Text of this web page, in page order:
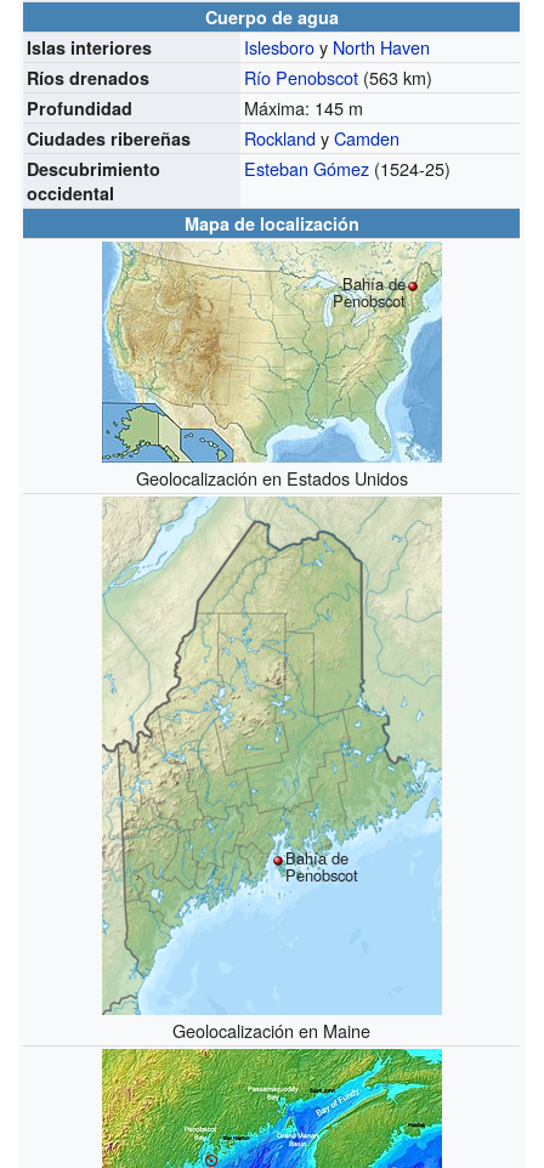
Cuerpo de agua
Islas interiores
Islesboroy North Haven
Ríos drenados Río Penobscot (563 km)
Profundidad Máxima: 145 m
Ciudades ribereñas RocklandyCamden
Descubrimiento
occidental
Esteban Gómez (1524-25)
Mapa de localización
Bahía de
Penobscot
Geolocalización en Estados Unidos
Bahía de
Penobscot
Geolocalización en Maine